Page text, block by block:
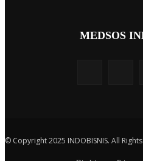
MEDSOS
© Copyright 2025 INDOBISNIS. All